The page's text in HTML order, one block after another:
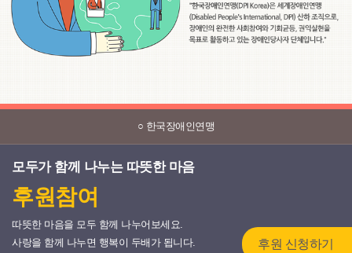
○ 한국장애인연맹
모두가 함께 나누는 따뜻한 마음
후원참여
따뜻한 마음을 모두 함께 나누어보세요.
사랑을 함께 나누면 행복이 두배가 됩니다.
후원 신청하기